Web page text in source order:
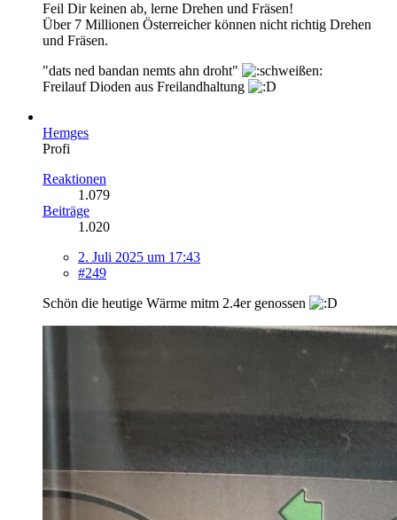
Feil Dir keinen ab, lerne Drehen und Fräsen!
Über 7 Millionen Österreicher können nicht richtig Drehen
und Fräsen.
"dats ned bandan nemts ahn droht"
Freilauf Dioden aus Freilandhaltung
Hemges
Profi
Reaktionen
1.079
Beiträge
1.020
2. Juli 2025 um 17:43
#249
Schön die heutige Wärme mitm 2.4er genossen